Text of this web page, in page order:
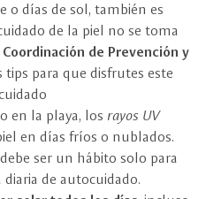
o días de sol, también es
de la piel no se toma
Coordinación de Prevención y
para que disfrutes este
en la playa, los rayos UV
en días fríos o nublados.
ser un hábito solo para
diaria de autocuidado.